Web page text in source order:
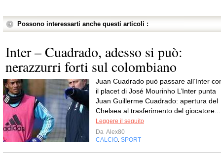
Possono interessarti anche questi articoli :
Inter – Cuadrado, adesso si può:
nerazzurri forti sul colombiano
Juan Cuadrado può passare all’Inter
il placet di José Mourinho L’Inter punta
Juan Guillerme Cuadrado: apertura del
Chelsea al trasferimento del
Leggere il seguito
Da Alex80
CALCIO SPORT